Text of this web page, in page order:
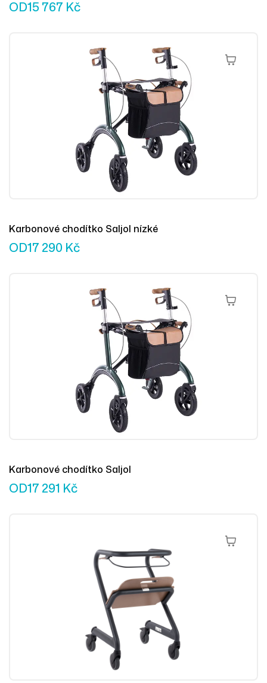
OD15 767 Kč
Výběr
Karbonové chodítko Saljol nízké
OD17 290 Kč
Výběr
Karbonové chodítko Saljol
OD17 291 Kč
Výběr